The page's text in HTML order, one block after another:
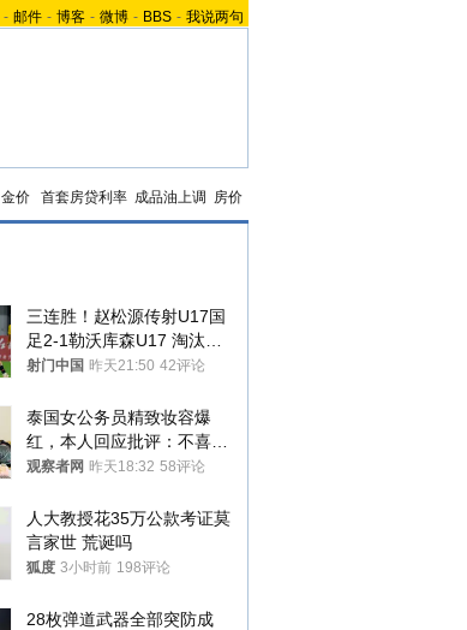
- 邮件 - 博客 - 微博 - BBS - 我说两句
金价 首套房贷利率 成品油上调 房价
三连胜！赵松源传射U17国
足2-1勒沃库森U17 淘汰赛
将战河床
射门中国 昨天21:50 42评论
泰国女公务员精致妆容爆
红，本人回应批评：不喜欢
就别看
观察者网 昨天18:32 58评论
人大教授花35万公款考证莫
言家世 荒诞吗
狐度 3小时前 198评论
28枚弹道武器全部突防成